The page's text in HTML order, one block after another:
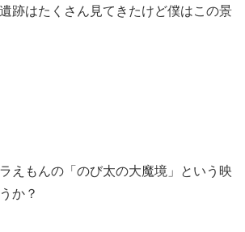
跡はたくさん見てきたけど僕はこの景
えもんの「のび太の大魔境」という映
か？